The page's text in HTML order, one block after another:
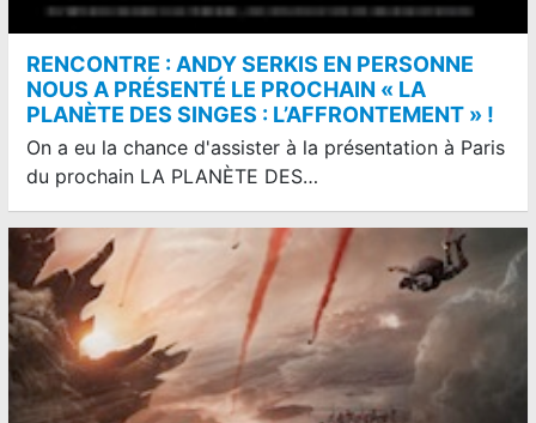
RENCONTRE : ANDY SERKIS EN PERSONNE
NOUS A PRÉSENTÉ LE PROCHAIN « LA
PLANÈTE DES SINGES : L’AFFRONTEMENT » !
On a eu la chance d'assister à la présentation à Paris
du prochain LA PLANÈTE DES…